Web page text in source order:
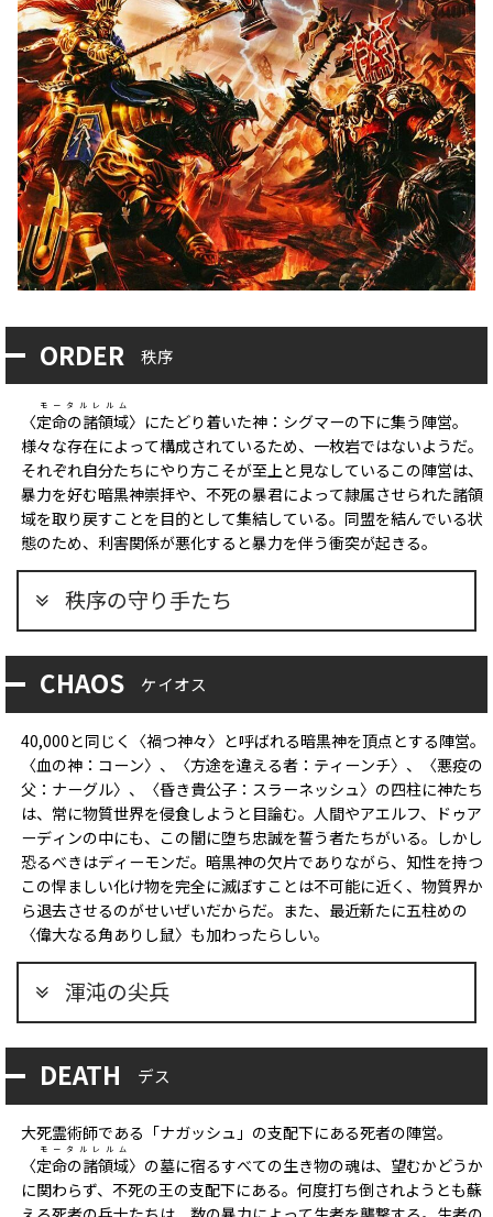
ORDER 秩序
〈定命の諸領域
モータルレルム
〉にたどり着いた神：シグマーの下に集う陣営。
様々な存在によって構成されているため、一枚岩ではないようだ。
それぞれ自分たちにやり方こそが至上と見なしているこの陣営は、
暴力を好む暗黒神崇拝や、不死の暴君によって隷属させられた諸領
域を取り戻すことを目的として集結している。同盟を結んでいる状
態のため、利害関係が悪化すると暴力を伴う衝突が起きる。
秩序の守り手たち
CHAOS ケイオス
40,000と同じく〈禍つ神々〉と呼ばれる暗黒神を頂点とする陣営。
〈血の神：コーン〉、〈方途を違える者：ティーンチ〉、〈悪疫の
父：ナーグル〉、〈昏き貴公子：スラーネッシュ〉の四柱に神たち
は、常に物質世界を侵食しようと目論む。人間やアエルフ、ドゥア
ーディンの中にも、この闇に堕ち忠誠を誓う者たちがいる。しかし
恐るべきはディーモンだ。暗黒神の欠片でありながら、知性を持つ
この悍ましい化け物を完全に滅ぼすことは不可能に近く、物質界か
ら退去させるのがせいぜいだからだ。また、最近新たに五柱めの
〈偉大なる角ありし鼠〉も加わったらしい。
渾沌の尖兵
DEATH デス
大死霊術師である「ナガッシュ」の支配下にある死者の陣営。
〈定命の諸領域
モータルレルム
〉の墓に宿るすべての生き物の魂は、望むかどうか
に関わらず、不死の王の支配下にある。何度打ち倒されようとも蘇